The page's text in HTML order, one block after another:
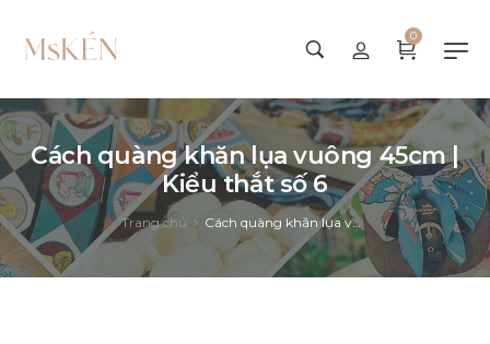
0
Cách quàng khăn lụa vuông 45cm |
Kiểu thắt số 6
Trang chủ > Cách quàng khăn lụa vuông 45cm | Kiểu thắt số 6